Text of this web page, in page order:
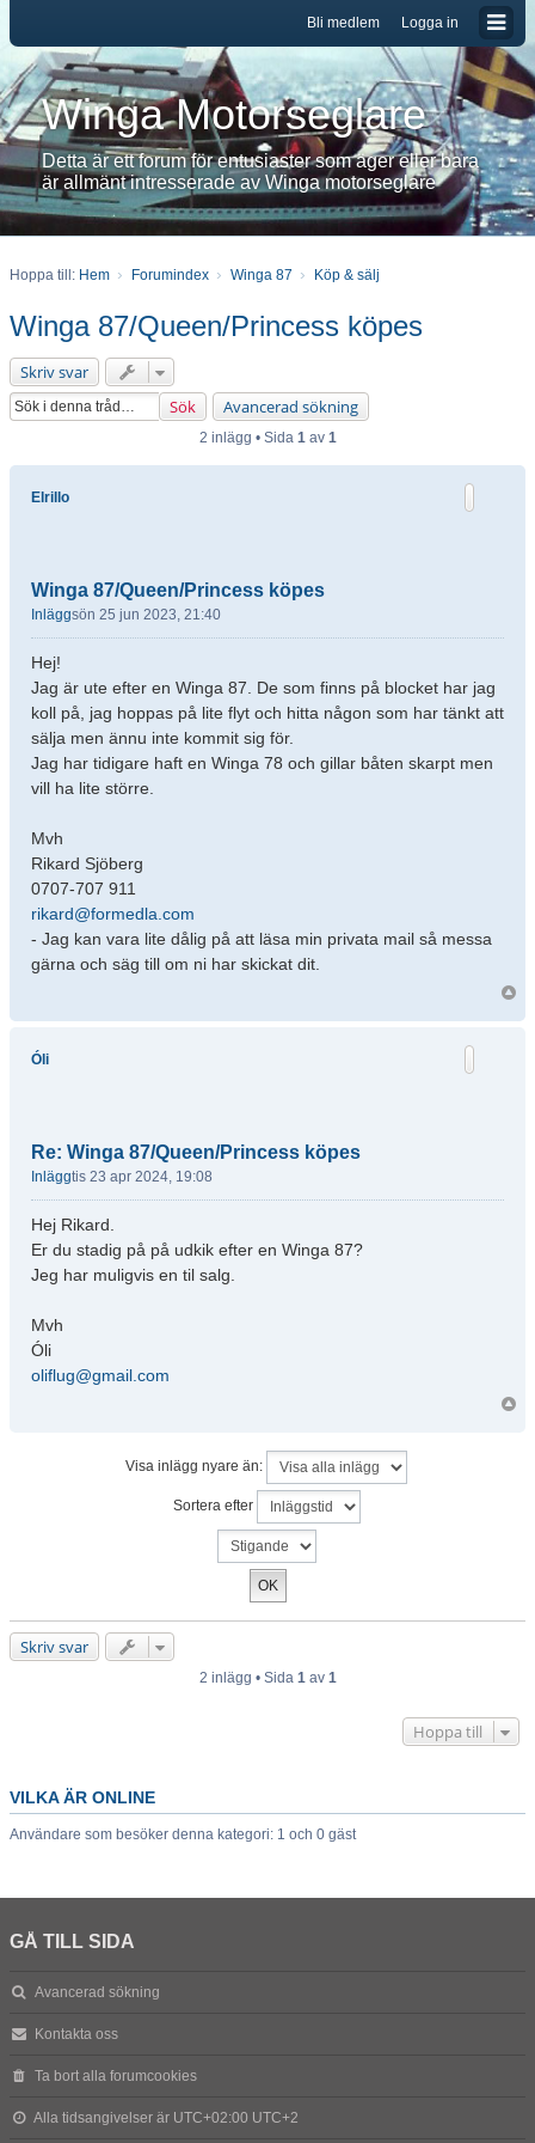
Logga in
Bli medlem
Winga Motorseglare
Detta är ett forum för entusiaster som äger eller bara
är allmänt intresserade av Winga motorseglare
Hoppa till: Hem Forumindex Winga 87 Köp & sälj
Winga 87/Queen/Princess köpes
Skriv svar
Sök
Avancerad sökning
2 inlägg • Sida 1av 1
Elrillo
Winga 87/Queen/Princess köpes
Inläggsön 25 jun 2023, 21:40
Hej!
Jag är ute efter en Winga 87. De som finns på blocket har jag
koll på, jag hoppas på lite flyt och hitta någon som har tänkt att
sälja men ännu inte kommit sig för.
Jag har tidigare haft en Winga 78 och gillar båten skarpt men
vill ha lite större.
Mvh
Rikard Sjöberg
0707-707 911
rikard@formedla.com
- Jag kan vara lite dålig på att läsa min privata mail så messa
gärna och säg till om ni har skickat dit.
Óli
Re: Winga 87/Queen/Princess köpes
Inläggtis 23 apr 2024, 19:08
Hej Rikard.
Er du stadig på på udkik efter en Winga 87?
Jeg har muligvis en til salg.
Mvh
Óli
oliflug@gmail.com
Visa inlägg nyare än:
Sortera efter
Skriv svar
2 inlägg • Sida 1av 1
Hoppa till
VILKA ÄR ONLINE
Användare som besöker denna kategori: 1 och 0 gäst
GÅ TILL SIDA
Avancerad sökning
Kontakta oss
Ta bort alla forumcookies
Alla tidsangivelser är UTC+02:00 UTC+2